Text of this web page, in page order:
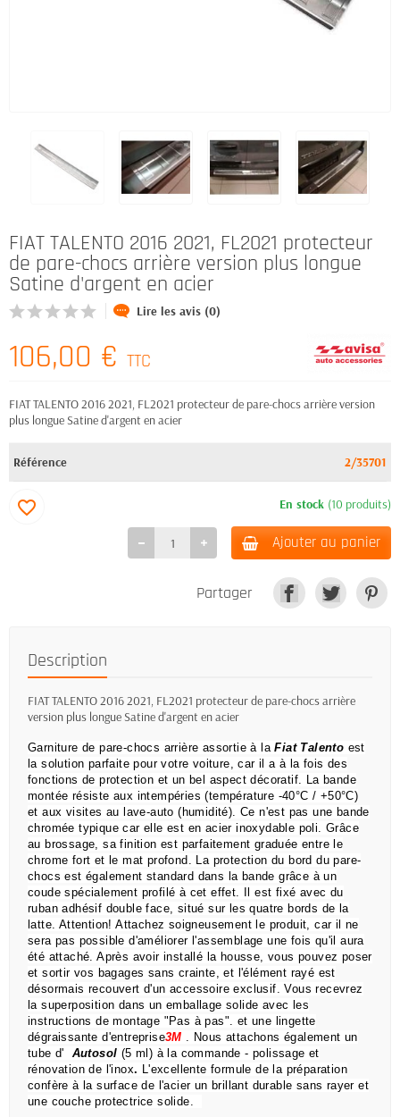
FIAT TALENTO 2016 2021, FL2021 protecteur
de pare-chocs arrière version plus longue
Satine d'argent en acier
Lire les avis (0)
106,00 € TTC
FIAT TALENTO 2016 2021, FL2021 protecteur de pare-chocs arrière version
plus longue Satine d'argent en acier
Référence 2/35701
En stock (10 produits)
Ajouter au panier
favorite_border
Partager
Description
FIAT TALENTO 2016 2021, FL2021 protecteur de pare-chocs arrière
version plus longue Satine d'argent en acier
Garniture de pare-chocs arrière assortie à laFiat Talento est
la solution parfaite pour votre voiture, car il a à la fois des
fonctions de protection et un bel aspect décoratif. La bande
montée résiste aux intempéries (température -40°C / +50°C)
et aux visites au lave-auto (humidité). Ce n'est pas une bande
chromée typique car elle est en acier inoxydable poli. Grâce
au brossage, sa finition est parfaitement graduée entre le
chrome fort et le mat profond. La protection du bord du pare-
chocs est également standard dans la bande grâce à un
coude spécialement profilé à cet effet.
Il est fixé avec du
ruban adhésif double face, situé sur les quatre bords de la
latte. Attention!Attachez soigneusement le produit, car il ne
sera pas possible d'améliorer l'assemblage une fois qu'il aura
été attaché.Après avoir installé la housse, vous pouvez poser
et sortir vos bagages sans crainte,et l'élément rayé est
désormais recouvert d'un accessoire exclusif.Vous recevrez
la superposition dans un emballage solide avec les
instructions de montage "Pas à pas". et une lingette
dégraissante d'entreprise3M . Nous attachons également un
tube d'
Autosol (5 ml) à la commande - polissage et
rénovation de l'inox. L'excellente formule de la préparation
confère à la surface de l'acier un brillant durable sans rayer et
une couche protectrice solide.